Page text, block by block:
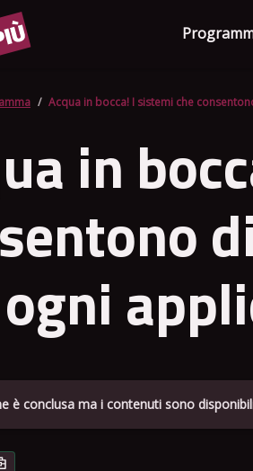
Acqua in bocca! I sistemi che
in
è conclusa ma i contenuti sono